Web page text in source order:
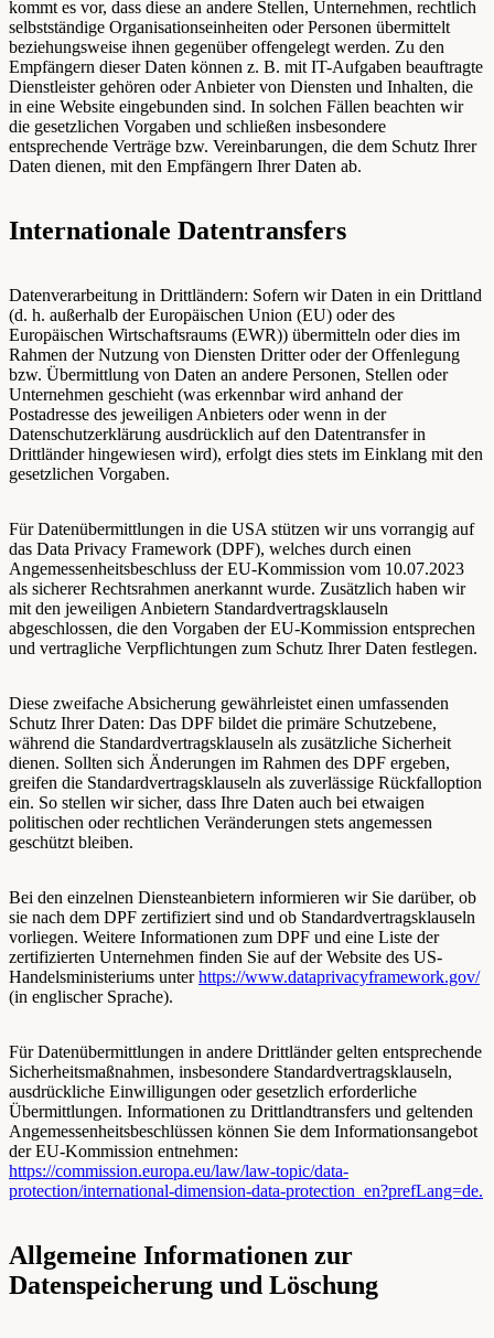
kommt es vor, dass diese an andere Stellen, Unternehmen, rechtlich
selbstständige Organisationseinheiten oder Personen übermittelt
beziehungsweise ihnen gegenüber offengelegt werden. Zu den
Empfängern dieser Daten können z. B. mit IT-Aufgaben beauftragte
Dienstleister gehören oder Anbieter von Diensten und Inhalten, die
in eine Website eingebunden sind. In solchen Fällen beachten wir
die gesetzlichen Vorgaben und schließen insbesondere
entsprechende Verträge bzw. Vereinbarungen, die dem Schutz Ihrer
Daten dienen, mit den Empfängern Ihrer Daten ab.
Internationale Datentransfers
Datenverarbeitung in Drittländern: Sofern wir Daten in ein Drittland
(d. h. außerhalb der Europäischen Union (EU) oder des
Europäischen Wirtschaftsraums (EWR)) übermitteln oder dies im
Rahmen der Nutzung von Diensten Dritter oder der Offenlegung
bzw. Übermittlung von Daten an andere Personen, Stellen oder
Unternehmen geschieht (was erkennbar wird anhand der
Postadresse des jeweiligen Anbieters oder wenn in der
Datenschutzerklärung ausdrücklich auf den Datentransfer in
Drittländer hingewiesen wird), erfolgt dies stets im Einklang mit den
gesetzlichen Vorgaben.
Für Datenübermittlungen in die USA stützen wir uns vorrangig auf
das Data Privacy Framework (DPF), welches durch einen
Angemessenheitsbeschluss der EU-Kommission vom 10.07.2023
als sicherer Rechtsrahmen anerkannt wurde. Zusätzlich haben wir
mit den jeweiligen Anbietern Standardvertragsklauseln
abgeschlossen, die den Vorgaben der EU-Kommission entsprechen
und vertragliche Verpflichtungen zum Schutz Ihrer Daten festlegen.
Diese zweifache Absicherung gewährleistet einen umfassenden
Schutz Ihrer Daten: Das DPF bildet die primäre Schutzebene,
während die Standardvertragsklauseln als zusätzliche Sicherheit
dienen. Sollten sich Änderungen im Rahmen des DPF ergeben,
greifen die Standardvertragsklauseln als zuverlässige Rückfalloption
ein. So stellen wir sicher, dass Ihre Daten auch bei etwaigen
politischen oder rechtlichen Veränderungen stets angemessen
geschützt bleiben.
Bei den einzelnen Diensteanbietern informieren wir Sie darüber, ob
sie nach dem DPF zertifiziert sind und ob Standardvertragsklauseln
vorliegen. Weitere Informationen zum DPF und eine Liste der
zertifizierten Unternehmen finden Sie auf der Website des US-
Handelsministeriums unterhttps://www.dataprivacyframework.gov/
(in englischer Sprache).
Für Datenübermittlungen in andere Drittländer gelten entsprechende
Sicherheitsmaßnahmen, insbesondere Standardvertragsklauseln,
ausdrückliche Einwilligungen oder gesetzlich erforderliche
Übermittlungen. Informationen zu Drittlandtransfers und geltenden
Angemessenheitsbeschlüssen können Sie dem Informationsangebot
der EU-Kommission entnehmen:
https://commission.europa.eu/law/law-topic/data-
protection/international-dimension-data-protection_en?prefLang=de.
Allgemeine Informationen zur
Datenspeicherung und Löschung